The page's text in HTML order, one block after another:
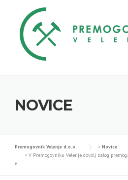
content
NOVICE
Premogovnik Velenje d.o.o. > Novice
> V Premogovniku Velenje dovolj zalog
6